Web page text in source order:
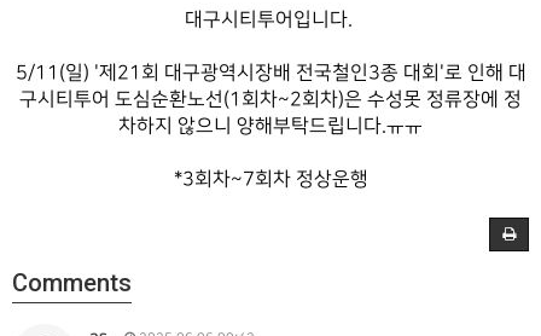
대구시티투어입니다.
5/11(일) '제21회 대구광역시장배 전국철인3종 대회'로 인해 대
구시티투어 도심순환노선(1회차~2회차)은 수성못 정류장에 정
차하지 않으니 양해부탁드립니다.ㅠㅠ
*3회차~7회차 정상운행
Comments